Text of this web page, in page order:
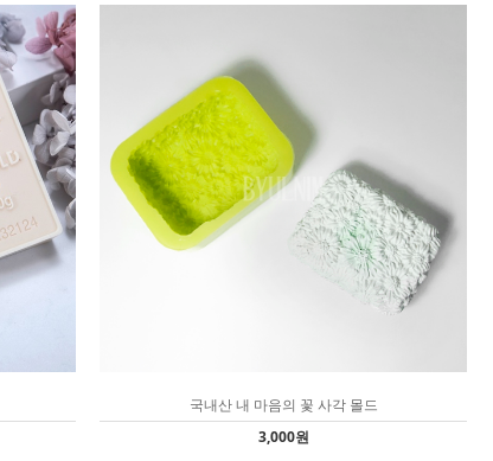
국내산 내 마음의 꽃 사각 몰드
3,000원